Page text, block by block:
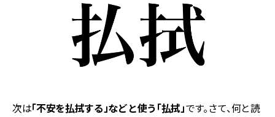
次は「不安を払拭する」などと使う「払拭」です。さて、何と読